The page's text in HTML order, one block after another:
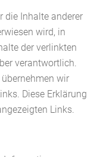
die Inhalte anderer
wird, in
der verlinkten
verantwortlich.
wir
Diese Erklärung
Links.